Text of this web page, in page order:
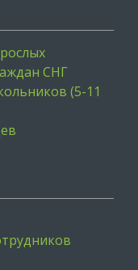
СНГ
(5-11